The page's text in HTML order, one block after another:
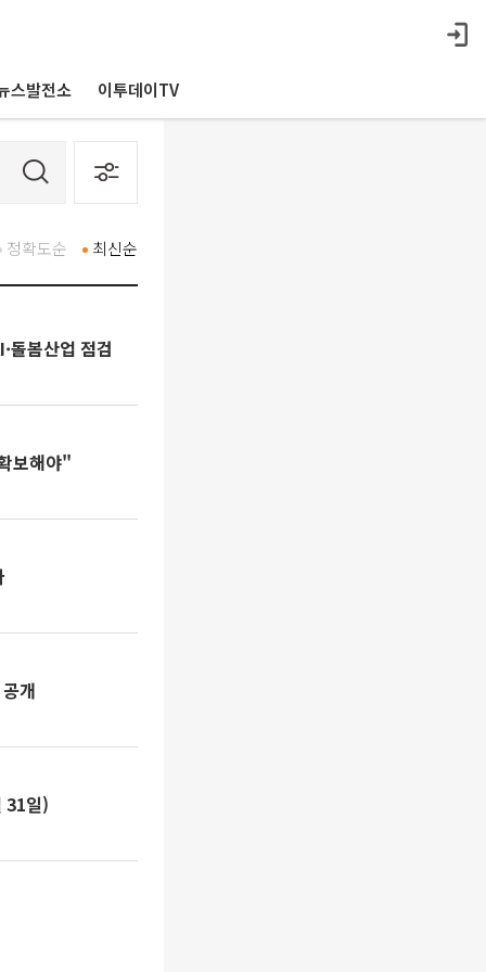
스발전소 이투데이TV
최신순
정확도순
돌봄산업 점검
보해야"
개
31일)